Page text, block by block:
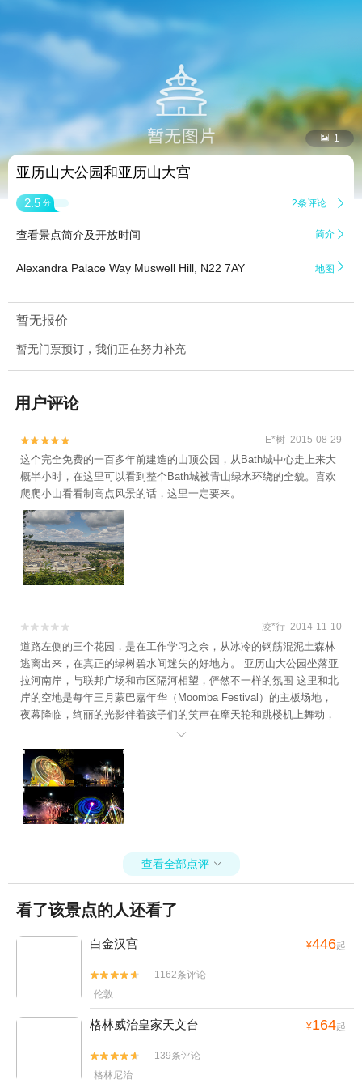
 1
亚历山大公园和亚历山大宫
2.5 分 2条评论 
查看景点简介及开放时间 简介 
Alexandra Palace Way Muswell Hill, N22 7AY 地图 
暂无报价
暂无门票预订，我们正在努力补充
用户评论

 E*树 2015-08-29
这个完全免费的一百多年前建造的山顶公园，从Bath城中心走上来大
概半小时，在这里可以看到整个Bath城被青山绿水环绕的全貌。喜欢
爬爬小山看看制高点风景的话，这里一定要来。

 凌*行 2014-11-10
道路左侧的三个花园，是在工作学习之余，从冰冷的钢筋混泥土森林
逃离出来，在真正的绿树碧水间迷失的好地方。 亚历山大公园坐落亚
拉河南岸，与联邦广场和市区隔河相望，俨然不一样的氛围 这里和北
岸的空地是每年三月蒙巴嘉年华（Moomba Festival）的主板场地，
夜幕降临，绚丽的光影伴着孩子们的笑声在摩天轮和跳楼机上舞动，
躺在草坪上，看晚上整点的烟火照亮夜空， 靠近岸边有一排划艇的船
坞，分别属于各个区的划艇俱乐部和一些有校队的学校， 天气好的时
候，可以看到亚拉河上百舸争流的景象。

查看全部点评 
看了该景点的人还看了
白金汉宫 ¥446起


1162条评论
伦敦
格林威治皇家天文台 ¥164起


139条评论
格林尼治